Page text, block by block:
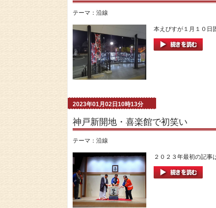
テーマ： 沿線
本えびすが１月１０日
2023年01月02日10時13分
神戸新開地・喜楽館で初笑い
テーマ： 沿線
２０２３年最初の記事